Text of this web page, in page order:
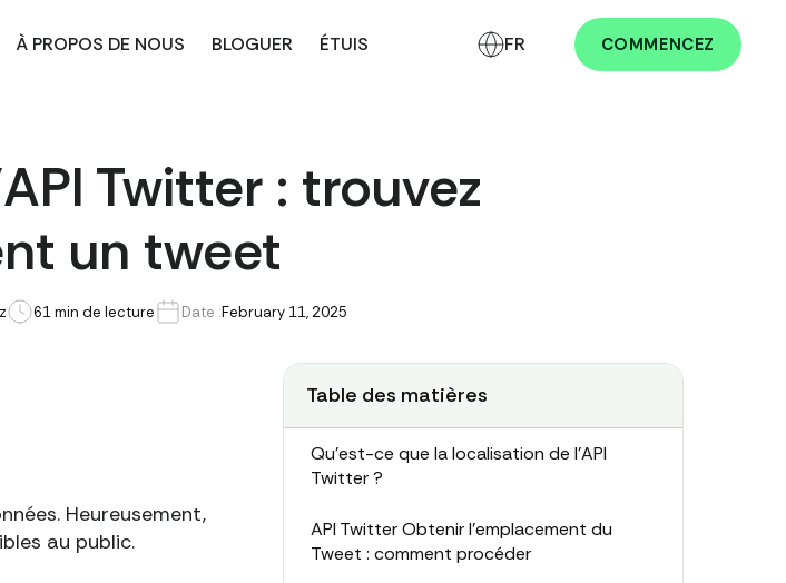
À PROPOS DE NOUS BLOGUER ÉTUIS FR COMMENCEZ
Twitter : trouvez
un tweet
61 min de lecture Date :February 11, 2025
Heureusement,
au public.
Table des matières
Qu'est-ce que la localisation de l'API
Twitter ?
API Twitter Obtenir l'emplacement du
Tweet : comment procéder